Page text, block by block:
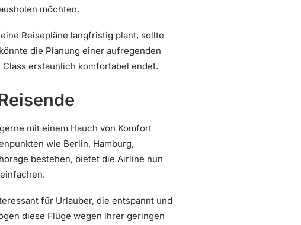
möchten.
Reisepläne langfristig plant, sollte
die Planung einer aufregenden
erstaunlich komfortabel endet.
mit einem Hauch von Komfort
wie Berlin, Hamburg,
bestehen, bietet die Airline nun
für Urlauber, die entspannt und
diese Flüge wegen ihrer geringen